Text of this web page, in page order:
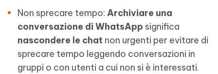
Non sprecare tempo: Archiviare una
conversazione di WhatsApp significa
nascondere le chat non urgenti per evitare di
sprecare tempo leggendo conversazioni in
gruppi o con utenti a cui non si è interessati.